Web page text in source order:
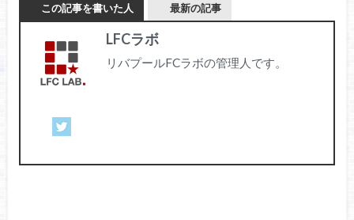
この記事を書いた人 最新の記事
LFCラボ
リバプールFCラボの管理人です。